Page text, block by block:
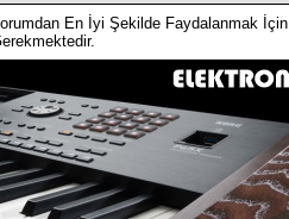
En İyi Şekilde Faydalanmak İçin